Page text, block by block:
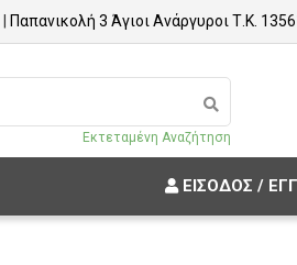
Παπανικολή 3 Άγιοι Ανάργυροι Τ.Κ.
Εκτεταμένη Αναζήτηση
ΕΊΣΟΔΟΣ /